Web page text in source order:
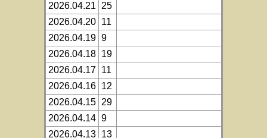
2026.04.21
25
2026.04.20 11
2026.04.19 9
2026.04.18 19
2026.04.17 11
2026.04.16 12
2026.04.15 29
2026.04.14 9
2026.04.13 13